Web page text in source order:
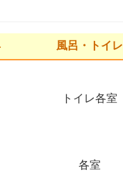
風呂・トイレ
トイレ各室
各室